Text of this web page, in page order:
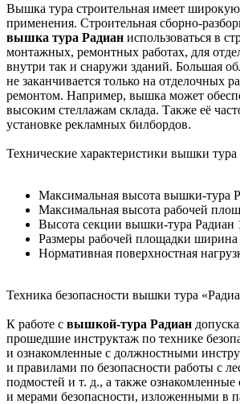
Вышка тура строительная имеет широкую
применения. Строительная сборно-
вышка тура Радиан использоваться в
монтажных, ремонтных работах, для
внутри так и снаружи зданий. Большая
не заканчивается только на отделочных
ремонтом. Например, вышка может
высоким стеллажам склада. Также её
установке рекламных билбордов.
Технические характеристики вышки тура
Максимальная высота вышки-тура
Максимальная высота рабочей
Высота секции вышки-тура Радиан
Размеры рабочей площадки
Нормативная поверхностная
Техника безопасности вышки тура
К работе с вышкой-тура Радиан
прошедшие инструктаж по технике
и ознакомленные с должностными
и правилами по безопасности работы с
подмостей и т. д., а также ознакомленные
и мерами безопасности, изложенными в